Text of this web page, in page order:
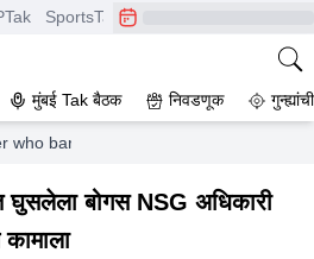
SportsTak CrimeTak
मुंबई Tak बैठक निवडणूक
who barged into pm modis meeting
बोगस NSG अधिकारी